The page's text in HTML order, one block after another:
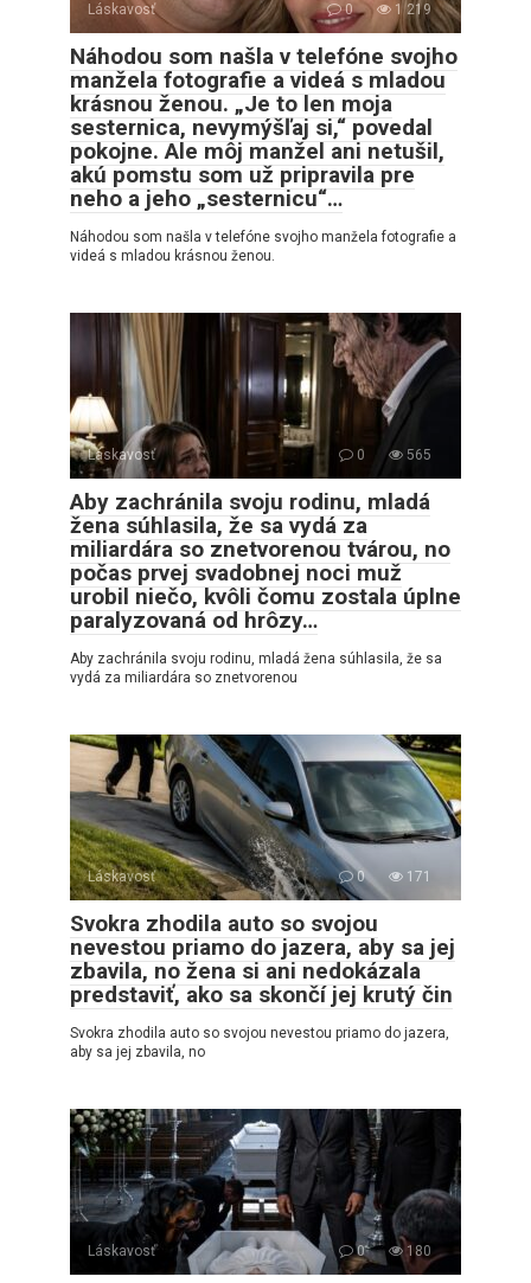
Láskavosť 0 1 219
Náhodou som našla v telefóne svojho
manžela fotografie a videá s mladou
krásnou ženou. „Je to len moja
sesternica, nevymýšľaj si,“ povedal
pokojne. Ale môj manžel ani netušil,
akú pomstu som už pripravila pre
neho a jeho „sesternicu“…
Náhodou som našla v telefóne svojho manžela fotografie a
videá s mladou krásnou ženou.
Láskavosť 0 565
Aby zachránila svoju rodinu, mladá
žena súhlasila, že sa vydá za
miliardára so znetvorenou tvárou, no
počas prvej svadobnej noci muž
urobil niečo, kvôli čomu zostala úplne
paralyzovaná od hrôzy…
Aby zachránila svoju rodinu, mladá žena súhlasila, že sa
vydá za miliardára so znetvorenou
Láskavosť 0 171
Svokra zhodila auto so svojou
nevestou priamo do jazera, aby sa jej
zbavila, no žena si ani nedokázala
predstaviť, ako sa skončí jej krutý čin
Svokra zhodila auto so svojou nevestou priamo do jazera,
aby sa jej zbavila, no
Láskavosť 0 180